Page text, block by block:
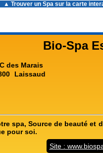
▲ Trouver un Spa sur la carte
Bio-Spa
des Marais
Laissaud
spa, Source de beauté et
pour soi.
Site :